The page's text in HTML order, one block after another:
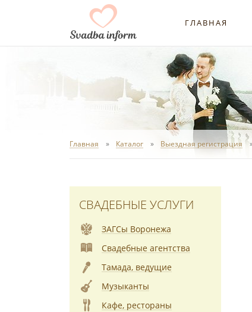
ГЛАВНАЯ
Главная Каталог Выездная регистрация
СВАДЕБНЫЕ УСЛУГИ
ЗАГСы Воронежа
Свадебные агентства
Тамада, ведущие
Музыканты
Кафе, рестораны